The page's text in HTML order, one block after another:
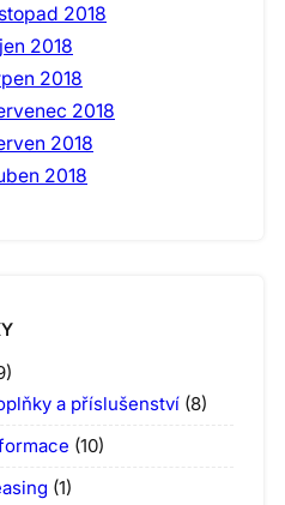
2018
2018
2018
2018
2018
2018
a příslušenství (8)
(10)
(1)